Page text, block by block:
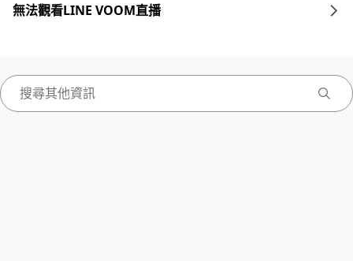
無法觀看LINE VOOM直播